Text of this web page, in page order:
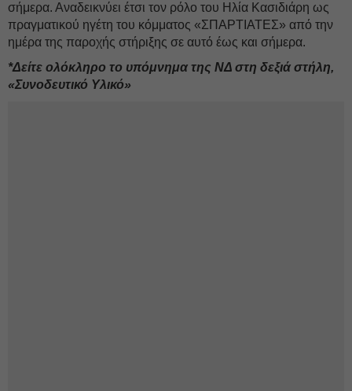
σήμερα. Αναδεικνύει έτσι τον ρόλο του Ηλία Κασιδιάρη ως
πραγματικού ηγέτη του κόμματος «ΣΠΑΡΤΙΑΤΕΣ» από την
ημέρα της παροχής στήριξης σε αυτό έως και σήμερα.
*Δείτε ολόκληρο το υπόμνημα της ΝΔ στη δεξιά στήλη,
«Συνοδευτικό Υλικό»